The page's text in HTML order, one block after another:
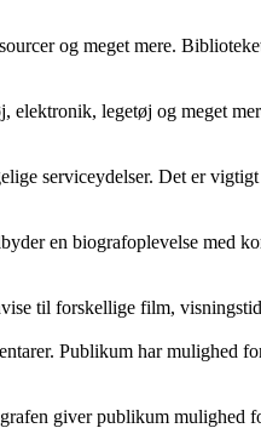
og meget mere.
legetøj og meget
serviceydelser. Det er
en biografoplevelse med
til forskellige film,
Publikum har mulighed
giver publikum mulighed